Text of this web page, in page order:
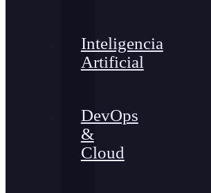
Inteligencia
Artificial
DevOps
&
Cloud